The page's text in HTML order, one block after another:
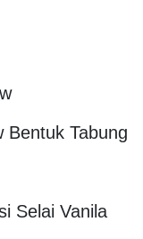
Bentuk Tabung
Selai Vanila